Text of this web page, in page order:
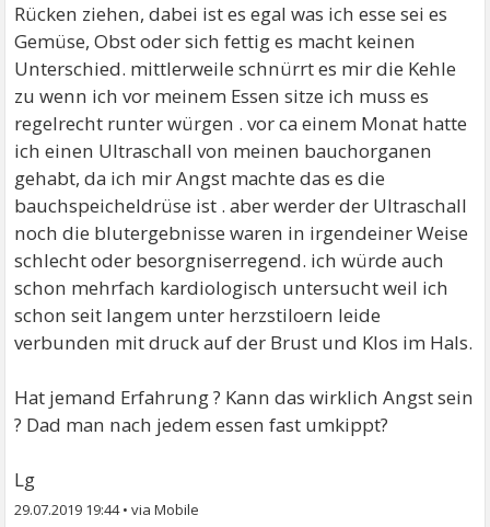
Rücken ziehen, dabei ist es egal was ich esse sei es
Gemüse, Obst oder sich fettig es macht keinen
Unterschied. mittlerweile schnürrt es mir die Kehle
zu wenn ich vor meinem Essen sitze ich muss es
regelrecht runter würgen . vor ca einem Monat hatte
ich einen Ultraschall von meinen bauchorganen
gehabt, da ich mir Angst machte das es die
bauchspeicheldrüse ist . aber werder der Ultraschall
noch die blutergebnisse waren in irgendeiner Weise
schlecht oder besorgniserregend. ich würde auch
schon mehrfach kardiologisch untersucht weil ich
schon seit langem unter herzstiloern leide
verbunden mit druck auf der Brust und Klos im Hals.
Hat jemand Erfahrung ? Kann das wirklich Angst sein
? Dad man nach jedem essen fast umkippt?
Lg
29.07.2019 19:44•